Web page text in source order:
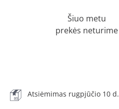
Šiuo metu
prekės neturime
Atsiėmimas rugpjūčio 10 d.